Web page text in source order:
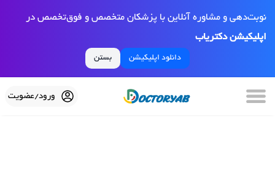
نوبت‌دهی و مشاوره آنلاین با پزشکان متخصص و فوق‌تخصص در
اپلیکیشن دکتریاب
دانلود اپلیکیشن بستن
ورود/عضویت